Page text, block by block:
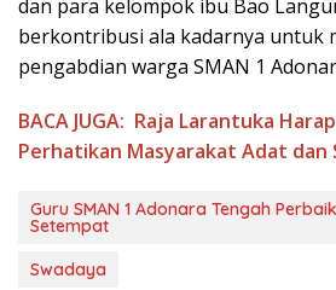
dan para kelompok ibu Bao
berkontribusi ala kadarnya untuk
pengabdian warga SMAN 1
BACA JUGA: Raja Larantuka
Perhatikan Masyarakat Adat dan
Guru SMAN 1 Adonara Tengah
Setempat
Swadaya